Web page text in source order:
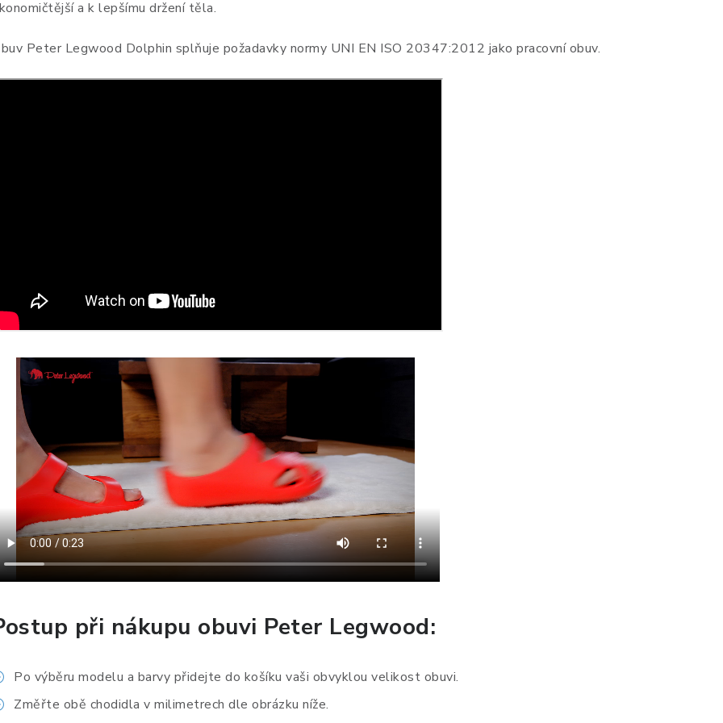
a k lepšímu držení těla.
Peter Legwood Dolphin splňuje požadavky normy UNI EN ISO 20347:2012 jako pracovní obuv.
při nákupu obuvi Peter Legwood:
Po výběru modelu a barvy přidejte do košíku vaši obvyklou velikost obuvi.
Změřte obě chodidla v milimetrech dle obrázku níže.